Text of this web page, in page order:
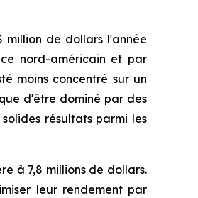
million de dollars l'année
nord-américain et par
moins concentré sur un
d'être dominé par des
résultats parmi les
à 7,8 millions de dollars.
leur rendement par